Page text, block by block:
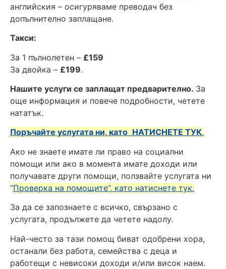
английския – осигуряваме преводач без
допълнително заплащане.
Такси:
За 1 пълнолетен – £159
За двойка – £199.
Нашите услуги се заплащат предварително. За
още информация и повече подробности, четете
нататък.
Поръчайте услугата ни, като НАТИСНЕТЕ ТУК.
Ако не знаете имате ли право на социални
помощи или ако в момента имате доходи или
получавате други помощи, ползвайте услугата ни
“Проверка на помощите”, като натиснете тук.
За да се запознаете с всичко, свързано с
услугата, продължете да четете надолу.
Най-често за тази помощ биват одобрени хора,
останали без работа, семейства с деца и
работещи с невисоки доходи и/или висок наем.